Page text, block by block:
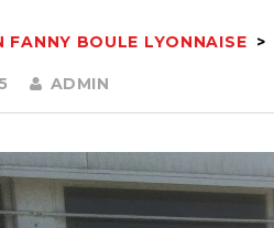
FANNY BOULE LYONNAISE >
ADMIN